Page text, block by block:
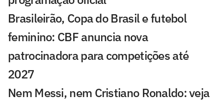
Brasileirão, Copa do Brasil e futebol
feminino: CBF anuncia nova
patrocinadora para competições até
2027
Nem Messi, nem Cristiano Ronaldo: veja